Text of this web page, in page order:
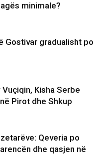
minimale?
Gostivar gradualisht po
Vuçiqin, Kisha Serbe
Pirot dhe Shkup
Qeveria po
dhe qasjen në